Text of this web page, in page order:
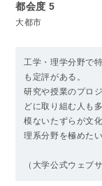
都会度 5
大都市
工学・理学分野で
も定評がある。
研究や授業のプロ
どに取り組む人も
模ないたずらが文
理系分野を極めた
（大学公式ウェブ